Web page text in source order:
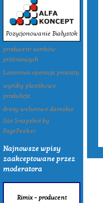
Pozycjonowanie Białystok
producent worków
próżniowych
Laserowa operacja prostaty
wyroby plastikowe
produkcja
dresy welurowe damskie
Site Snapshot by
PagePeeker
Najnowsze wpisy
zaakceptowane przez
moderatora
Rimix - producent